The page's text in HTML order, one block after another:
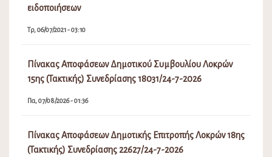
ειδοποιήσεων
Τρ, 06/07/2021 - 03:10
Πίνακας Αποφάσεων Δημοτικού Συμβουλίου Λοκρών
15ης (Τακτικής) Συνεδρίασης 18031/24-7-2026
Πα, 07/08/2026 - 01:36
Πίνακας Αποφάσεων Δημοτικής Επιτροπής Λοκρών 18ης
(Τακτικής) Συνεδρίασης 22627/24-7-2026